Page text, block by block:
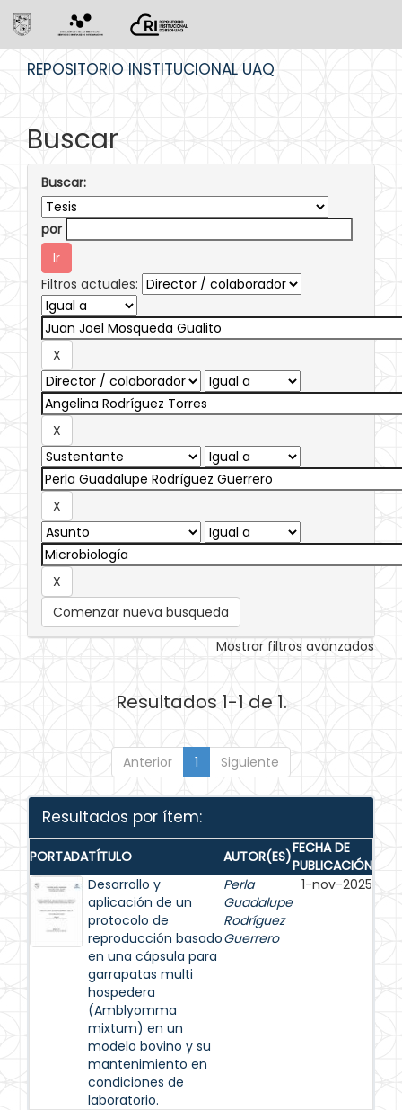
REPOSITORIO INSTITUCIONAL UAQ
Buscar
Buscar:
por
Filtros actuales:
Comenzar nueva busqueda
Mostrar filtros avanzados
Resultados 1-1 de 1.
Anterior 1 Siguiente
Resultados por ítem:
PORTADATÍTULO AUTOR(ES)FECHA DE
PUBLICACIÓN
Desarrollo y
aplicación de un
protocolo de
reproducción basado
en una cápsula para
garrapatas multi
hospedera
(Amblyomma
mixtum) en un
modelo bovino y su
mantenimiento en
condiciones de
laboratorio.
Perla
Guadalupe
Rodríguez
Guerrero
1-nov-2025